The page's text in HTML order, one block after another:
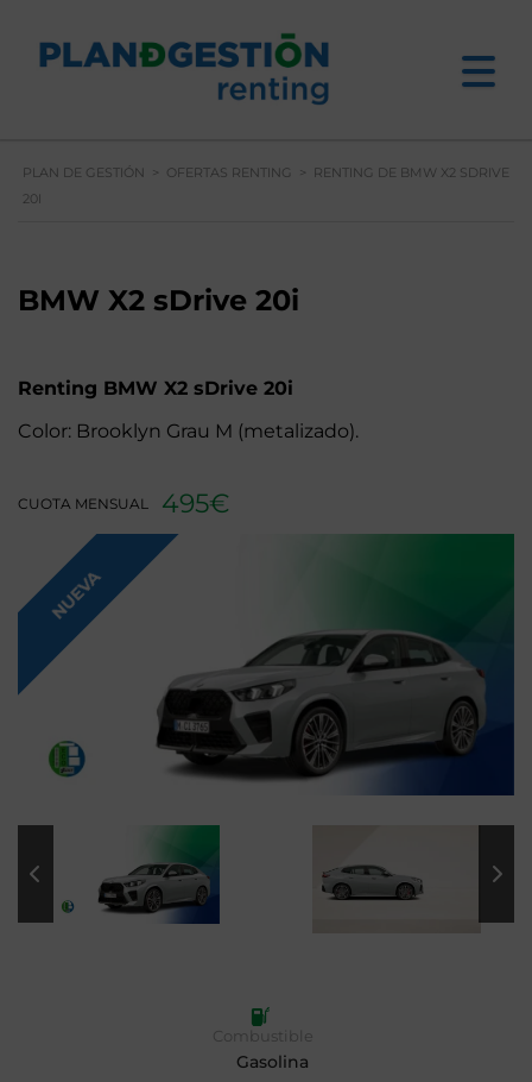
PLAN DE GESTIÓN > OFERTAS RENTING > RENTING DE BMW X2 SDRIVE
20I
BMW X2 sDrive 20i
Renting BMW X2 sDrive 20i
Color: Brooklyn Grau M (metalizado).
CUOTA MENSUAL 495€
NUEVA
Combustible
Gasolina